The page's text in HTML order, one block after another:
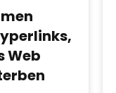
Web